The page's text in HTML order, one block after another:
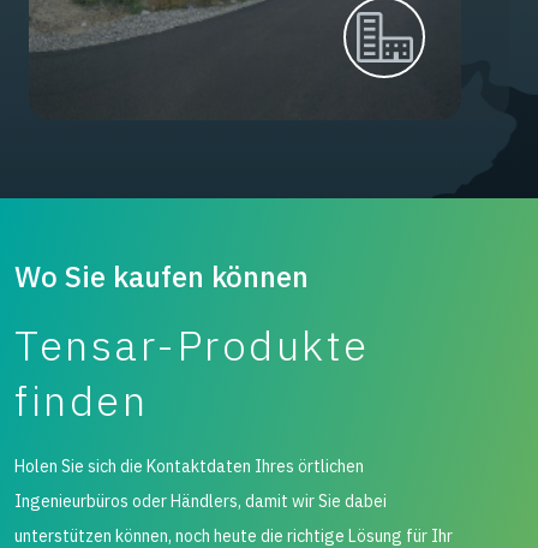
Wo Sie kaufen können
Tensar-Produkte
finden
Holen Sie sich die Kontaktdaten Ihres örtlichen
Ingenieurbüros oder Händlers, damit wir Sie dabei
unterstützen können, noch heute die richtige Lösung für Ihr